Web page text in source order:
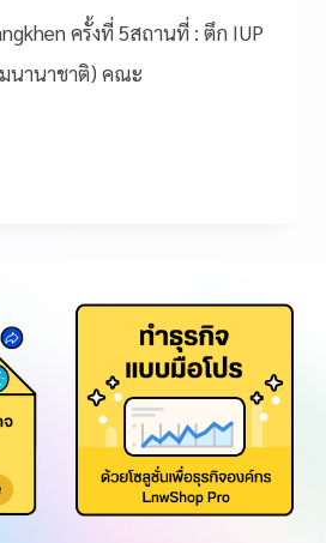
ครั้งที่ 5สถานที่ : ตึก IUP
มนานาชาติ) คณะ